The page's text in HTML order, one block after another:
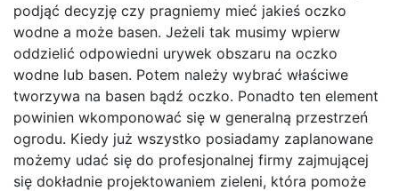
podjąć decyzję czy pragniemy mieć jakieś oczko
wodne a może basen. Jeżeli tak musimy wpierw
oddzielić odpowiedni urywek obszaru na oczko
wodne lub basen. Potem należy wybrać właściwe
tworzywa na basen bądź oczko. Ponadto ten element
powinien wkomponować się w generalną przestrzeń
ogrodu. Kiedy już wszystko posiadamy zaplanowane
możemy udać się do profesjonalnej firmy zajmującej
się dokładnie projektowaniem zieleni, która pomoże